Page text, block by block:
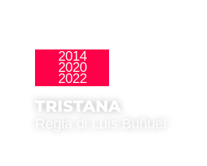
2014
2020
2022
TRISTANA